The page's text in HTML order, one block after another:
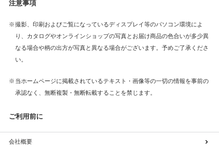
注意事項
撮影、印刷およびご覧になっているディスプレイ等のパソコン環境によ
り、カタログやオンラインショップの写真とお届け商品の色合いが多少異
なる場合や柄の出方が写真と異なる場合がございます。予めご了承くださ
い。
当ホームページに掲載されているテキスト・画像等の一切の情報を事前の
承認なく、無断複製・無断転載することを禁じます。
ご利用前に
会社概要